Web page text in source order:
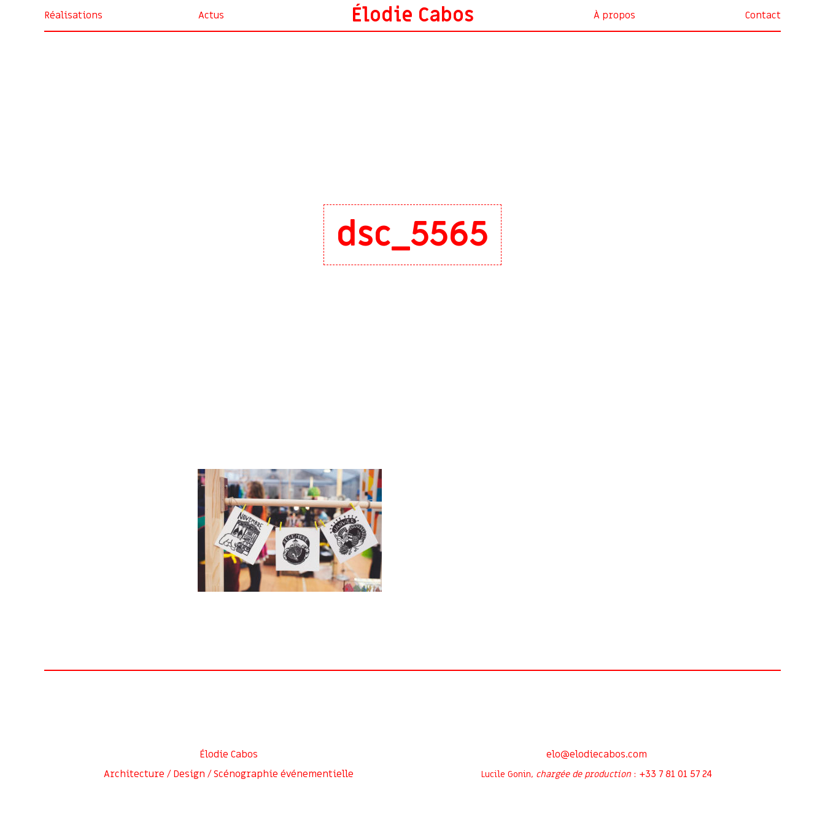
Réalisations Actus Élodie Cabos À propos Contact
dsc_5565
Élodie Cabos
Architecture / Design / Scénographie événementielle
elo@elodiecabos.com
Lucile Gonin, chargée de production : +33 7 81 01 57 24